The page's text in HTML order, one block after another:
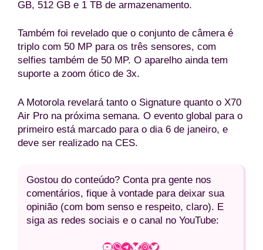
GB, 512 GB e 1 TB de armazenamento.
Também foi revelado que o conjunto de câmera é
triplo com 50 MP para os três sensores, com
selfies também de 50 MP. O aparelho ainda tem
suporte a zoom ótico de 3x.
A Motorola revelará tanto o Signature quanto o X70
Air Pro na próxima semana. O evento global para o
primeiro está marcado para o dia 6 de janeiro, e
deve ser realizado na CES.
Gostou do conteúdo? Conta pra gente nos
comentários, fique à vontade para deixar sua
opinião (com bom senso e respeito, claro). E
siga as redes sociais e o canal no YouTube:
Youtube WhatsApp TelegramBluesky InstagramTwitter